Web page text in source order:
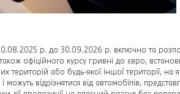
р. до 30.09.2026 р. включно та
офіційного курсу гривні до євро,
територій або будь-якої іншої території,
можуть відрізнятися від автомобілів,